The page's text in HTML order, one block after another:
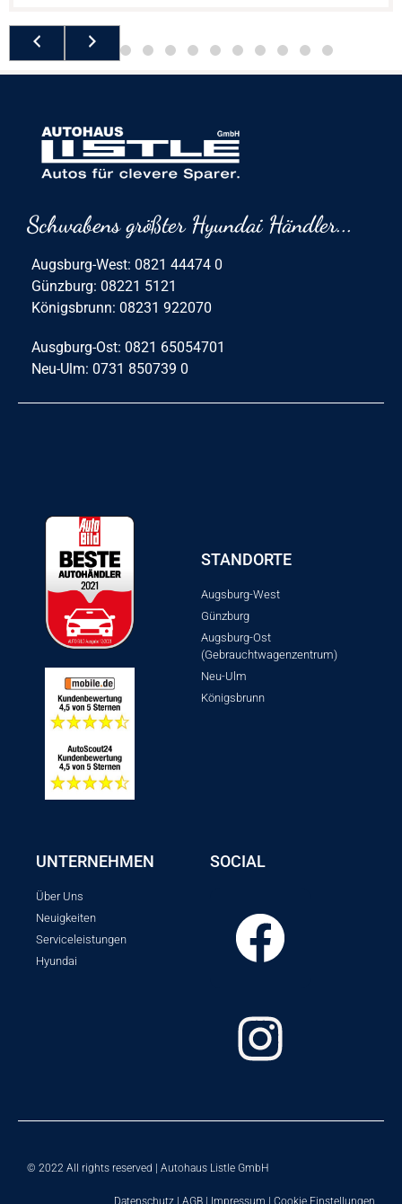
Schwabens größter Hyundai Händler...
Augsburg-West: 0821 44474 0
Günzburg: 08221 5121
Königsbrunn: 08231 922070
Ausgburg-Ost: 0821 65054701
Neu-Ulm: 0731 850739 0
STANDORTE
Augsburg-West
Günzburg
Augsburg-Ost
(Gebrauchtwagenzentrum)
Neu-Ulm
Königsbrunn
UNTERNEHMEN
Über Uns
Neuigkeiten
Serviceleistungen
Hyundai
SOCIAL
© 2022 All rights reserved | Autohaus Listle GmbH
Datenschutz AGB Impressum Cookie Einstellungen